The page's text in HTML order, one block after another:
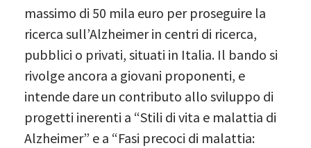
massimo di 50 mila euro per proseguire la
ricerca sull’Alzheimer in centri di ricerca,
pubblici o privati, situati in Italia. Il bando si
rivolge ancora a giovani proponenti, e
intende dare un contributo allo sviluppo di
progetti inerenti a “Stili di vita e malattia di
Alzheimer” e a “Fasi precoci di malattia: